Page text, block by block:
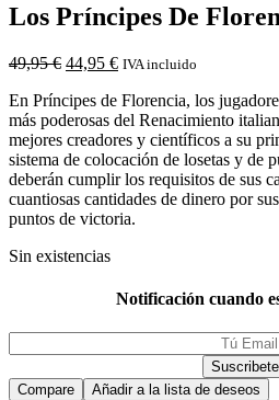
Los Príncipes De
49,95€ 44,95 € IVA incluido
En Príncipes de Florencia, los
más poderosas del Renacimiento
mejores creadores y científicos a su
sistema de colocación de losetas y de
deberán cumplir los requisitos de sus
cuantiosas cantidades de dinero por
puntos de victoria.
Sin existencias
Notificación cuando
Compare Añadir a la lista de deseos